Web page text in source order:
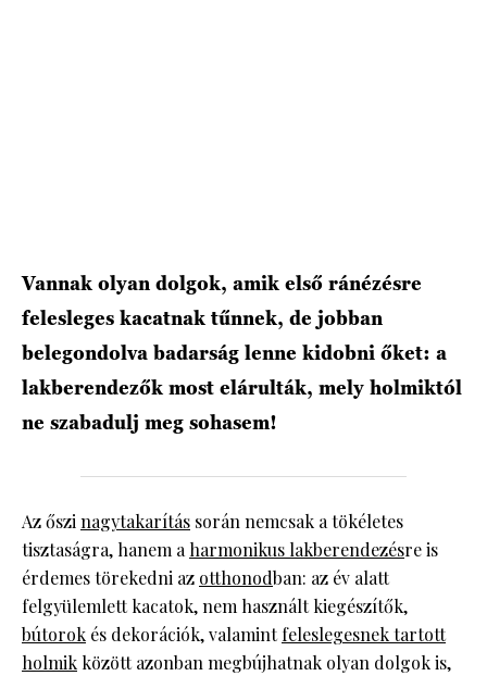
Vannak olyan dolgok, amik első ránézésre
felesleges kacatnak tűnnek, de jobban
belegondolva badarság lenne kidobni őket: a
lakberendezők most elárulták, mely holmiktól
ne szabadulj meg sohasem!
Az őszinagytakarítás során nemcsak a tökéletes
tisztaságra, hanem aharmonikus lakberendezésre is
érdemes törekedni az otthonodban: az év alatt
felgyülemlett kacatok, nem használt kiegészítők,
bútorok és dekorációk, valamintfeleslegesnek tartott
holmik között azonban megbújhatnak olyan dolgok is,